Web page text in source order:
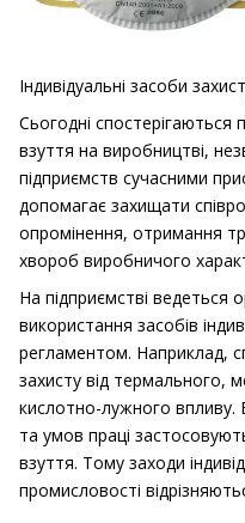
Індивідуальні засоби
Сьогодні спостерігаються
взуття на виробництві,
підприємств сучасними
допомагає захищати
опромінення, отримання
хвороб виробничого
На підприємстві ведеться
використання засобів
регламентом. Наприклад,
захисту від термального,
кислотно-лужного впливу.
та умов праці
взуття. Тому заходи
промисловості